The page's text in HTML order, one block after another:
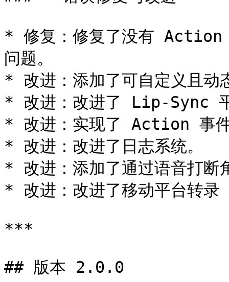
* 修复：修复了没有 Action
问题。
* 改进：添加了可自定义且
* 改进：改进了 Lip-Sync 平
* 改进：实现了 Action 事件
* 改进：改进了日志系统。
* 改进：添加了通过语音打断
* 改进：改进了移动平台转
***
## 版本 2.0.0